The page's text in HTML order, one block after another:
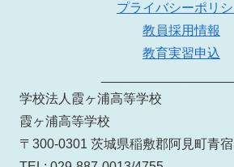
プライバシーポリ
教員採用情報
教育実習申込
学校法人霞ヶ浦高等学校
霞ヶ浦高等学校
〒300-0301 茨城県稲敷郡阿見町青